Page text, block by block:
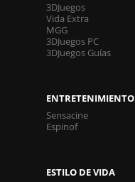
3DJuegos
Vida Extra
MGG
3DJuegos PC
3DJuegos Guías
ENTRETENIMIENTO
Sensacine
Espinof
ESTILO DE VIDA